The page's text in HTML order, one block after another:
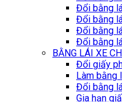
Đổi bằng
Đổi bằng
Đổi bằng
Đổi bằng
BẰNG LÁI XE
Đổi giấy
Làm bằng
Đổi bằng
Gia hạn